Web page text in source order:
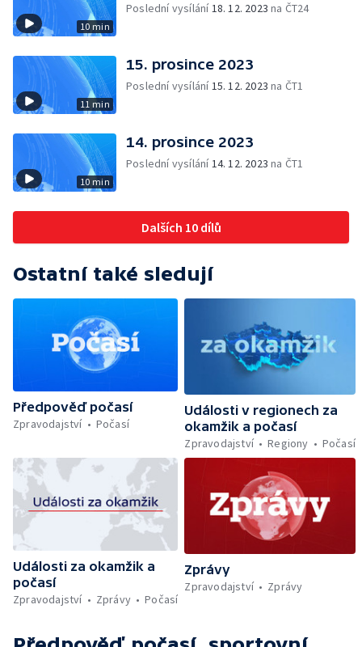
10 min
Poslední vysílání18. 12. 2023 na ČT24
11 min
15. prosince 2023
Poslední vysílání15. 12. 2023 na ČT1
10 min
14. prosince 2023
Poslední vysílání14. 12. 2023 na ČT1
Dalších 10 dílů
Ostatní také sledují
Předpověď počasí
Zpravodajství
Počasí
Události v regionech za
okamžik a počasí
Zpravodajství
Regiony Počasí
Události za okamžik a
počasí
Zpravodajství
Zprávy Počasí
Zprávy
Zpravodajství
Zprávy